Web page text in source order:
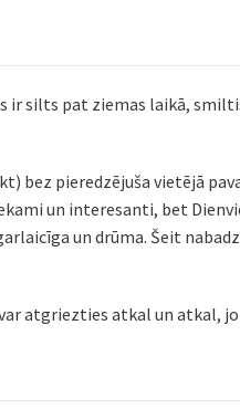
ir silts pat ziemas laikā,
bez pieredzējuša vietējā
un interesanti, bet
un drūma. Šeit
atgriezties atkal un atkal, jo